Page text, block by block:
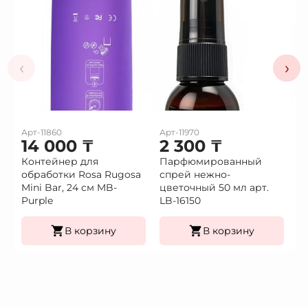
‹
Арт-11860
14 000 ₸
Контейнер для
обработки Rosa Rugosa
Mini Bar, 24 см MB-
Purple
В корзину
Арт-11970
2 300 ₸
Парфюмированный
спрей нежно-
цветочный 50 мл арт.
LB-16150
В корзину
›